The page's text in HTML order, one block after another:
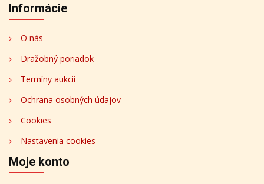
Informácie
O nás
Dražobný poriadok
Termíny aukcií
Ochrana osobných údajov
Cookies
Nastavenia cookies
Moje konto